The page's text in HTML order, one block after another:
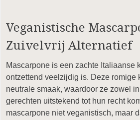
Veganistische
Zuivelvrij Alternatief
Mascarpone is een zachte Italiaanse
ontzettend veelzijdig is. Deze romige
neutrale smaak, waardoor ze zowel
gerechten uitstekend tot hun recht
mascarpone niet veganistisch, maar